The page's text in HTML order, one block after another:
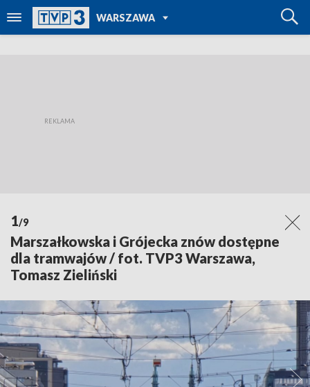
WARSZAWA
TVP REGIONY
1/9
Marszałkowska i Grójecka znów dostępne
dla tramwajów / fot. TVP3 Warszawa,
Tomasz Zieliński